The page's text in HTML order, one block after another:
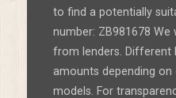
to find a potentially
number: ZB981678
from lenders. Different
amounts depending
models. For